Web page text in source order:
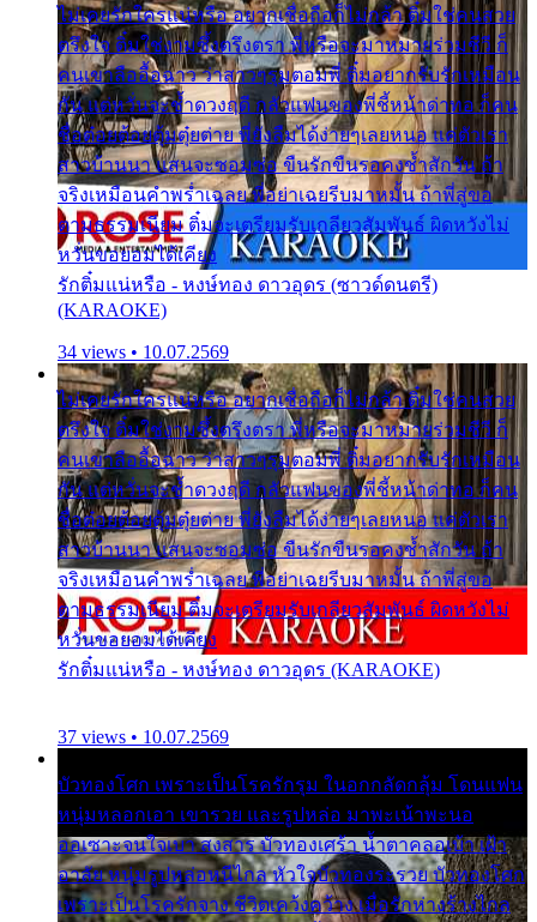
ไม่เคยรักใครแน่หรือ อยากเชื่อถือก็ไม่กล้า ติ๋มใช่คนสวย
ตรึงใจ ติ๋มใช่งามซึ้งตรึงตรา พี่หรือจะมาหมายร่วมชีวี ก็
คนเขาลืออื้อฉาว ว่าสาวๆรุมตอมพี่ ติ๋มอยากรับรักเหมือน
กัน แต่หวั่นจะช้ำดวงฤดี กลัวแฟนของพี่ชี้หน้าด่าทอ ก็คน
ชื่อต๋อยต้อยตุ้มตุ๋ยต่าย พี่ยังลืมได้ง่ายๆเลยหนอ แค่ตัวเรา
สาวบ้านนา แสนจะซอมซ่อ ขืนรักขืนรอคงช้ำสักวัน ถ้า
จริงเหมือนคำพร่ำเฉลย พี่อย่าเฉยรีบมาหมั้น ถ้าพี่สู่ขอ
ตามธรรมเนียม ติ๋มจะเตรียมรับเกลียวสัมพันธ์ ผิดหวังไม่
หวั่นขอยอมได้เคียง
รักติ๋มแน่หรือ - หงษ์ทอง ดาวอุดร (ซาวด์ดนตรี)
(KARAOKE)
34 views • 10.07.2569
ไม่เคยรักใครแน่หรือ อยากเชื่อถือก็ไม่กล้า ติ๋มใช่คนสวย
ตรึงใจ ติ๋มใช่งามซึ้งตรึงตรา พี่หรือจะมาหมายร่วมชีวี ก็
คนเขาลืออื้อฉาว ว่าสาวๆรุมตอมพี่ ติ๋มอยากรับรักเหมือน
กัน แต่หวั่นจะช้ำดวงฤดี กลัวแฟนของพี่ชี้หน้าด่าทอ ก็คน
ชื่อต๋อยต้อยตุ้มตุ๋ยต่าย พี่ยังลืมได้ง่ายๆเลยหนอ แค่ตัวเรา
สาวบ้านนา แสนจะซอมซ่อ ขืนรักขืนรอคงช้ำสักวัน ถ้า
จริงเหมือนคำพร่ำเฉลย พี่อย่าเฉยรีบมาหมั้น ถ้าพี่สู่ขอ
ตามธรรมเนียม ติ๋มจะเตรียมรับเกลียวสัมพันธ์ ผิดหวังไม่
หวั่นขอยอมได้เคียง
รักติ๋มแน่หรือ - หงษ์ทอง ดาวอุดร (KARAOKE)
37 views • 10.07.2569
บัวทองโศก เพราะเป็นโรครักรุม ในอกกลัดกลุ้ม โดนแฟน
หนุ่มหลอกเอา เขารวย และรูปหล่อ มาพะเน้าพะนอ
ออเซาะจนใจเบา สงสาร บัวทองเศร้า น้ำตาคลอเบ้า เฝ้า
อาลัย หนุ่มรูปหล่อหนีไกล หัวใจบัวทองระรวย บัวทองโศก
เพราะเป็นโรครักจาง ชีวิตเคว้งคว้าง เมื่อรักห่างร้างไกล